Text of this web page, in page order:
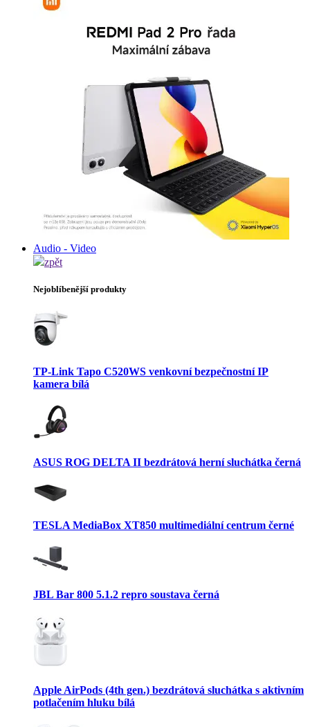
Audio - Video
zpět
Nejoblíbenější produkty
TP-Link Tapo C520WS venkovní bezpečnostní IP
kamera bílá
ASUS ROG DELTA II bezdrátová herní sluchátka černá
TESLA MediaBox XT850 multimediální centrum černé
JBL Bar 800 5.1.2 repro soustava černá
Apple AirPods (4th gen.) bezdrátová sluchátka s aktivním
potlačením hluku bílá